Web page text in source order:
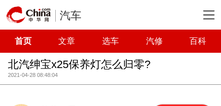
汽车
首页 文章 选车 汽修 百科
北汽绅宝x25保养灯怎么归零?
2021-04-28 08:48:04